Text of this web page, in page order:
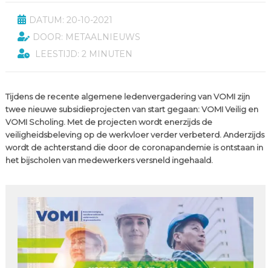
DATUM: 20-10-2021
DOOR: METAALNIEUWS
LEESTIJD: 2 MINUTEN
Tijdens de recente algemene ledenvergadering van VOMI zijn
twee nieuwe subsidieprojecten van start gegaan: VOMI Veilig en
VOMI Scholing. Met de projecten wordt enerzijds de
veiligheidsbeleving op de werkvloer verder verbeterd. Anderzijds
wordt de achterstand die door de coronapandemie is ontstaan in
het bijscholen van medewerkers versneld ingehaald.